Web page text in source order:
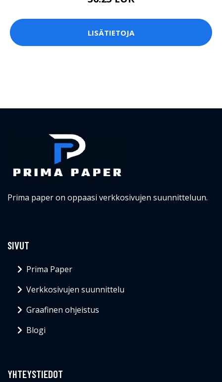
LISÄTIETOJA
Prima paper on oppaasi verkkosivujen suunnitteluun.
SIVUT
Prima Paper
Verkkosivujen suunnittelu
Graafinen ohjeistus
Blogi
YHTEYSTIEDOT